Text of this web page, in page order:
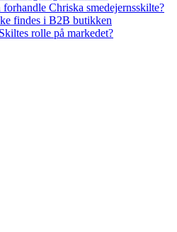
Chriska smedejernsskilte?
findes i B2B butikken
rolle på markedet?